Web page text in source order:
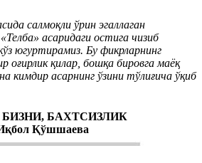
салмоқли ўрин эгаллаган
асаридаги остига чизиб
югуртирамиз. Бу фикрларнинг
оғирлик қилар, бошқа бировга маёқ
кимдир асарнинг ўзини тўлиғича ўқиб
БИЗНИ, БАХТСИЗЛИК
Қўшшаева